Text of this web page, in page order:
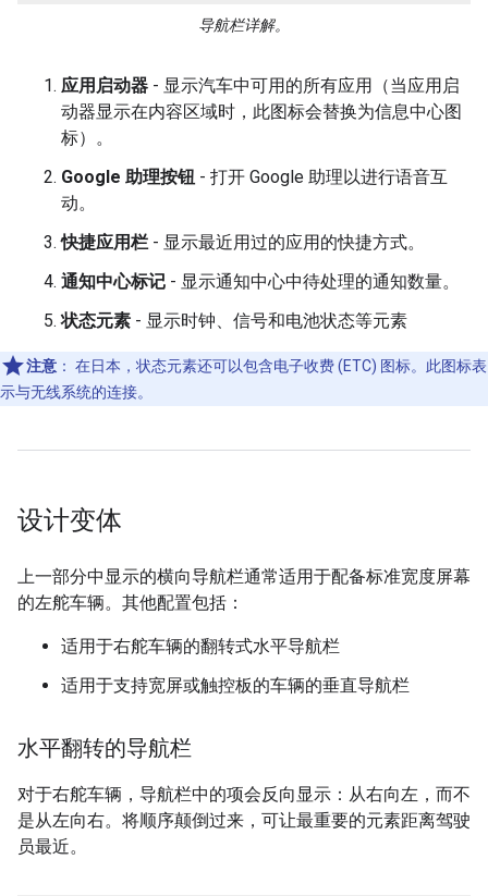
导航栏详解。
应用启动器 - 显示汽车中可用的所有应用（当应用启
动器显示在内容区域时，此图标会替换为信息中心图
标）。
Google 助理按钮 - 打开 Google 助理以进行语音互
动。
快捷应用栏 - 显示最近用过的应用的快捷方式。
通知中心标记 - 显示通知中心中待处理的通知数量。
状态元素 - 显示时钟、信号和电池状态等元素
注意 ： 在日本，状态元素还可以包含电子收费 (ETC) 图标。此图标表
示与无线系统的连接。
设计变体
上一部分中显示的横向导航栏通常适用于配备标准宽度屏幕
的左舵车辆。其他配置包括：
适用于右舵车辆的翻转式水平导航栏
适用于支持宽屏或触控板的车辆的垂直导航栏
水平翻转的导航栏
对于右舵车辆，导航栏中的项会反向显示：从右向左，而不
是从左向右。将顺序颠倒过来，可让最重要的元素距离驾驶
员最近。